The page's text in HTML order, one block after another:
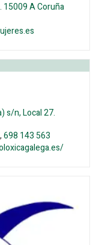
15009A Coruña
s/n, Local 27.
698 143 563